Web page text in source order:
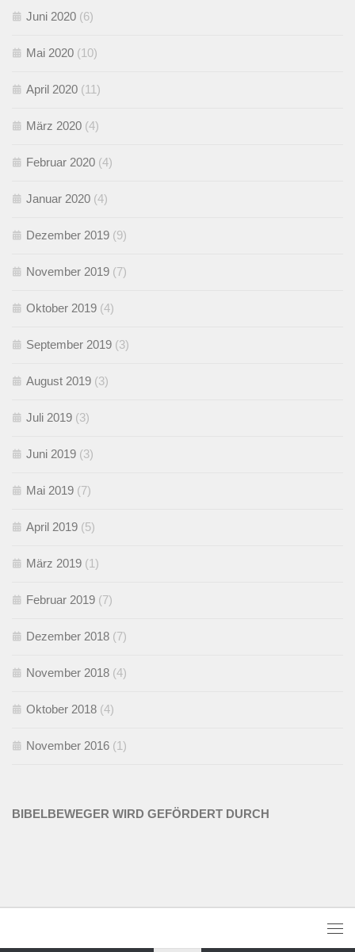
Juni 2020 (6)
Mai 2020 (10)
April 2020 (11)
März 2020 (4)
Februar 2020 (4)
Januar 2020 (4)
Dezember 2019 (9)
November 2019 (7)
Oktober 2019 (4)
September 2019 (3)
August 2019 (3)
Juli 2019 (3)
Juni 2019 (3)
Mai 2019 (7)
April 2019 (5)
März 2019 (1)
Februar 2019 (7)
Dezember 2018 (7)
November 2018 (4)
Oktober 2018 (4)
November 2016 (1)
BIBELBEWEGER WIRD GEFÖRDERT DURCH